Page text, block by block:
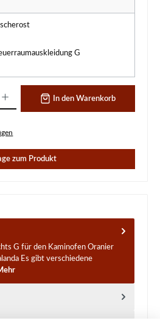
G
In den Warenkorb
zum Produkt
G für den Kaminofen Oranier
Es gibt verschiedene